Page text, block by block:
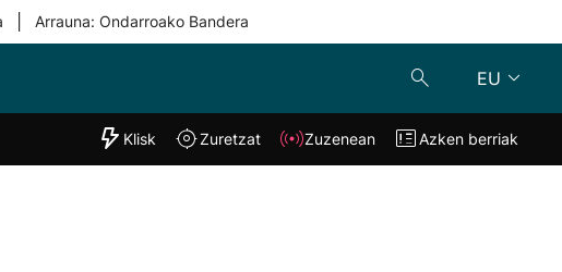
Arrauna: Ondarroako Bandera
EU
"Helmuga"
Klisk Zuzenean
Klisk Zuretzat Zuzenean Azken berriak